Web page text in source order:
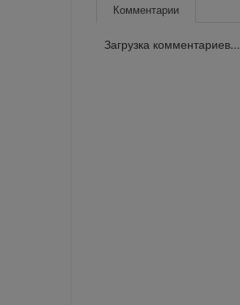
Комментарии
Загрузка комментариев...